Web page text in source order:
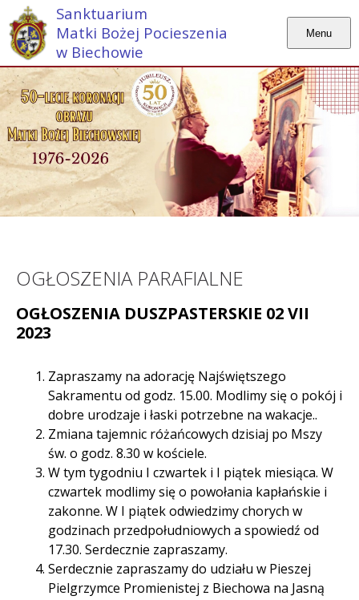
Sanktuarium
Matki Bożej Pocieszenia
w Biechowie
Menu
OGŁOSZENIA PARAFIALNE
OGŁOSZENIA DUSZPASTERSKIE 02 VII
2023
Zapraszamy na adorację Najświętszego
Sakramentu od godz. 15.00. Modlimy się o pokój i
dobre urodzaje i łaski potrzebne na wakacje..
Zmiana tajemnic różańcowych dzisiaj po Mszy
św. o godz. 8.30 w kościele.
W tym tygodniu I czwartek i I piątek miesiąca. W
czwartek modlimy się o powołania kapłańskie i
zakonne. W I piątek odwiedzimy chorych w
godzinach przedpołudniowych a spowiedź od
17.30. Serdecznie zapraszamy.
Serdecznie zapraszamy do udziału w Pieszej
Pielgrzymce Promienistej z Biechowa na Jasną